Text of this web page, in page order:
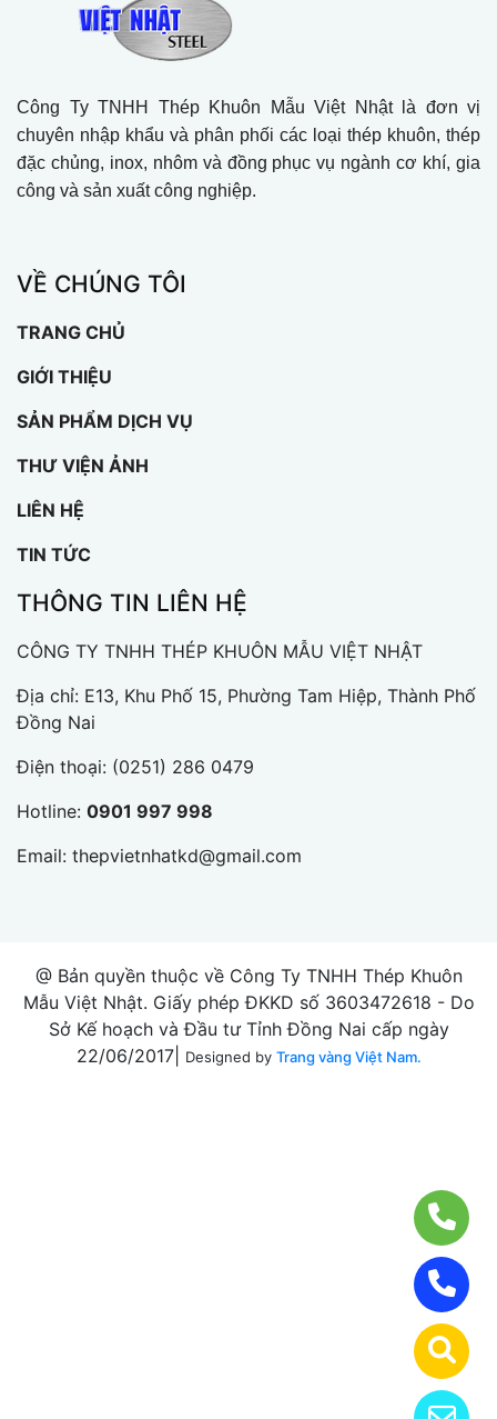
Công Ty TNHH Thép Khuôn Mẫu Việt Nhật là đơn vị
chuyên nhập khẩu và phân phối các loại thép khuôn, thép
đặc chủng, inox, nhôm và đồng phục vụ ngành cơ khí, gia
công và sản xuất công nghiệp.
VỀ CHÚNG TÔI
TRANG CHỦ
GIỚI THIỆU
SẢN PHẨM DỊCH VỤ
THƯ VIỆN ẢNH
LIÊN HỆ
TIN TỨC
THÔNG TIN LIÊN HỆ
CÔNG TY TNHH THÉP KHUÔN MẪU VIỆT NHẬT
Địa chỉ: E13, Khu Phố 15, Phường Tam Hiệp, Thành Phố
Đồng Nai
Điện thoại: (0251) 286 0479
Hotline: 0901 997 998
Email: thepvietnhatkd@gmail.com
@ Bản quyền thuộc về Công Ty TNHH Thép Khuôn
Mẫu Việt Nhật. Giấy phép ĐKKD số 3603472618 - Do
Sở Kế hoạch và Đầu tư Tỉnh Đồng Nai cấp ngày
22/06/2017|
Designed by Trang vàng Việt Nam.